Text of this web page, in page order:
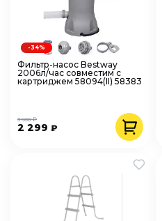
Фильтр-насос Bestway
2006л/час совместим с
картриджем 58094(II) 58383
2 299 ₽
3 500 ₽
-34%